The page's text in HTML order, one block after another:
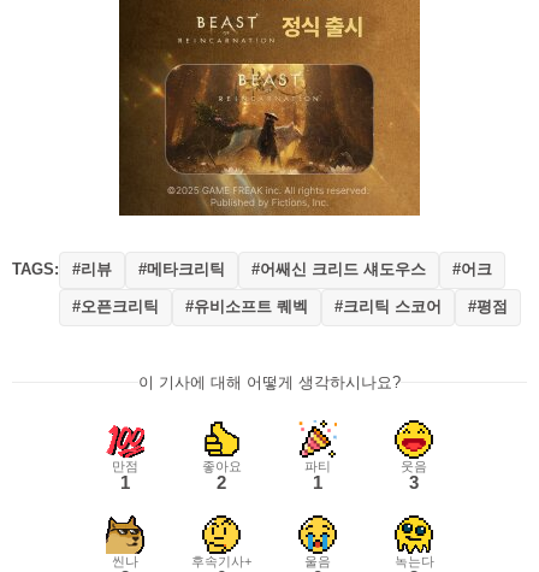
TAGS: #리뷰 #메타크리틱 #어쌔신 크리드 섀도우스 #어크
#오픈크리틱 #유비소프트 퀘벡 #크리틱 스코어 #평점
이 기사에 대해 어떻게 생각하시나요?
만점
1
좋아요
2
파티
1
웃음
3
씬나 후속기사+ 울음 녹는다